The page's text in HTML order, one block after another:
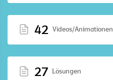
42 Videos/Animationen
27 Lösungen